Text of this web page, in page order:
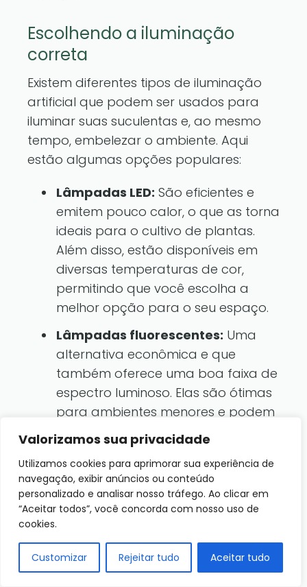
Valorizamos sua privacidade
Utilizamos cookies para aprimorar sua experiência de
navegação, exibir anúncios ou conteúdo
personalizado e analisar nosso tráfego. Ao clicar em
“Aceitar todos”, você concorda com nosso uso de
cookies.
Customizar Rejeitar tudo Aceitar tudo
Escolhendo a iluminação
correta
Existem diferentes tipos de iluminação
artificial que podem ser usados para
iluminar suas suculentas e, ao mesmo
tempo, embelezar o ambiente. Aqui
estão algumas opções populares:
Lâmpadas LED: São eficientes e
emitem pouco calor, o que as torna
ideais para o cultivo de plantas.
Além disso, estão disponíveis em
diversas temperaturas de cor,
permitindo que você escolha a
melhor opção para o seu espaço.
Lâmpadas fluorescentes: Uma
alternativa econômica e que
também oferece uma boa faixa de
espectro luminoso. Elas são ótimas
para ambientes menores e podem
ser facilmente instaladas em
estantes ou mesas.
Lâmpadas halógenas:Embora
emitam mais calor, podem ser
usadas em combinação com
efeito dramático e bonito.